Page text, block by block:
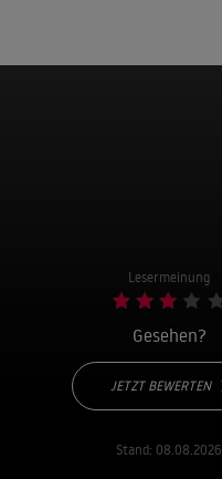
Lesermeinung
Gesehen?
JETZT BEWERTEN
Stand: 08.08.2026